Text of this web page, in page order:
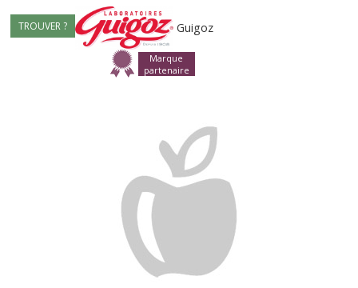
TROUVER ? Guigoz
Marque
partenaire